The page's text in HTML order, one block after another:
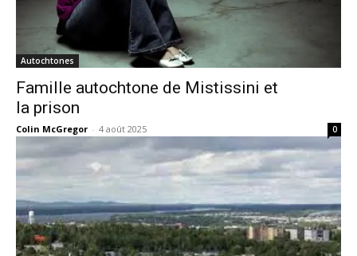
Autochtones
Famille autochtone de Mistissini et
la prison
Colin McGregor - 4 août 2025 0